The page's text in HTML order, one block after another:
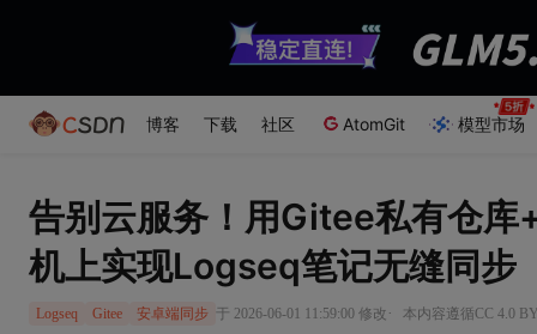
博客 下载 社区 AtomGit 模型市场
告别云服务！用Gitee私有仓
机上实现Logseq笔记无缝同步
Logseq Gitee 安卓端同步 于 2026-06-01 11:59:00 修改 · 本内容遵循CC 4.0